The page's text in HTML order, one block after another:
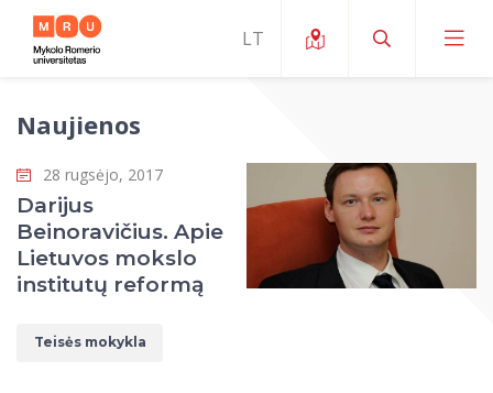
Apie ERUA
Naujienos ir renginiai
Galimybės
Komanda ir kontaktai
Studijų organizavimas ir aplinka
Finansai
Studijų kokybė
MOin – MRU Mokslo ir inovacijų savaitė
Mokslo programos
Mokslininkų profiliai "CRIS"
Apie MRU
Rektorės žodis
Teisės mokykla
Naujienos
28 rugsėjo, 2017
Darijus
Beinoravičius. Apie
Lietuvos mokslo
institutų reformą
Teisės mokykla